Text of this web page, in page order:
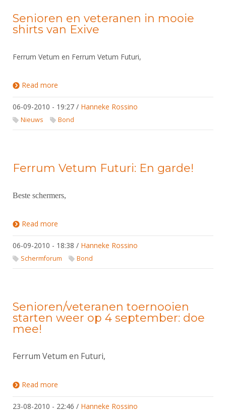
Senioren en veteranen in mooie
shirts van Exive
Ferrum Vetum en Ferrum Vetum Futuri,
Read more
06-09-2010 - 19:27 / Hanneke Rossino
Nieuws Bond
Ferrum Vetum Futuri: En garde!
Beste schermers,
Read more
06-09-2010 - 18:38 / Hanneke Rossino
Schermforum Bond
Senioren/veteranen toernooien
starten weer op 4 september: doe
mee!
Ferrum Vetum en Futuri,
Read more
23-08-2010 - 22:46 / Hanneke Rossino